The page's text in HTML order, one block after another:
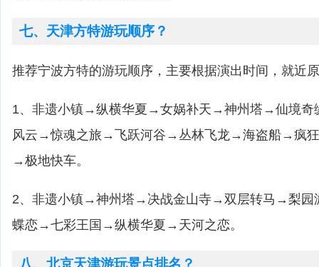
七、天津方特游玩顺序？
推荐宁波方特的游玩顺序，主要根据演出时间，就近
1、非遗小镇→纵横华夏→女娲补天→神州塔→仙境
风云→惊魂之旅→飞跃河谷→丛林飞龙→海盗船→疯
→极地快车。
2、非遗小镇→神州塔→决战金山寺→双层转马→梨
蝶恋→七彩王国→纵横华夏→天河之恋。
八、北京天津游玩景点排名？